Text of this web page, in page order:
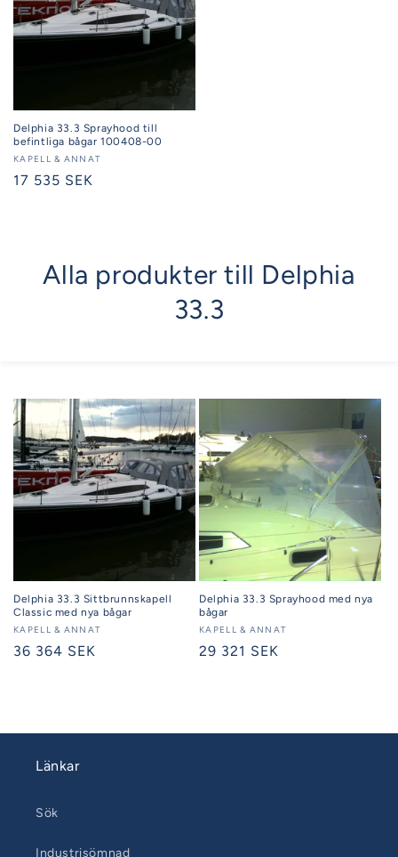
Delphia 33.3 Sprayhood till
befintliga bågar 100408-00
Säljare:
KAPELL & ANNAT
Ordinarie
17 535 SEK
Alla produkter till Delphia
33.3
Delphia 33.3 Sittbrunnskapell
Classic med nya bågar
Säljare:
KAPELL & ANNAT
Ordinarie
36 364 SEK
Delphia 33.3 Sprayhood med nya
bågar
Säljare:
KAPELL & ANNAT
Ordinarie
29 321 SEK
Länkar
Sök
Industrisömnad